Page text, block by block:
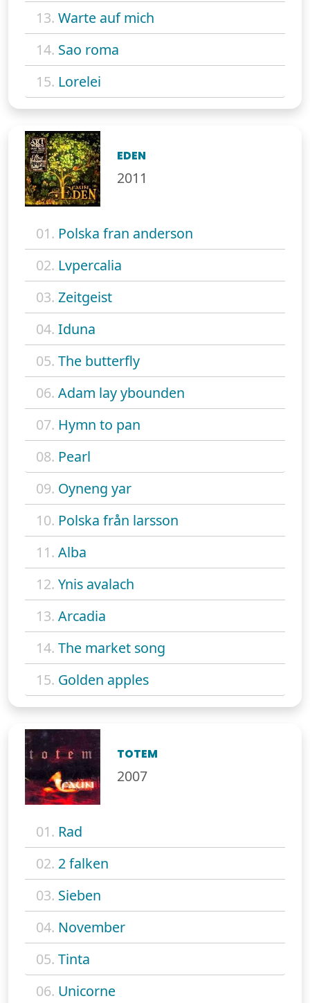
13. Warte auf mich
14. Sao roma
15. Lorelei
EDEN
2011
01. Polska fran anderson
02. Lvpercalia
03. Zeitgeist
04. Iduna
05. The butterfly
06. Adam lay ybounden
07. Hymn to pan
08. Pearl
09. Oyneng yar
10. Polska från larsson
11. Alba
12. Ynis avalach
13. Arcadia
14. The market song
15. Golden apples
TOTEM
2007
01. Rad
02. 2 falken
03. Sieben
04. November
05. Tinta
06. Unicorne